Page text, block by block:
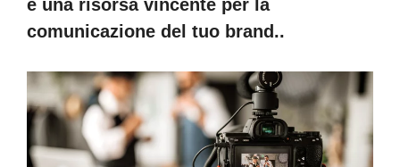
è una risorsa vincente per la
comunicazione del tuo brand..